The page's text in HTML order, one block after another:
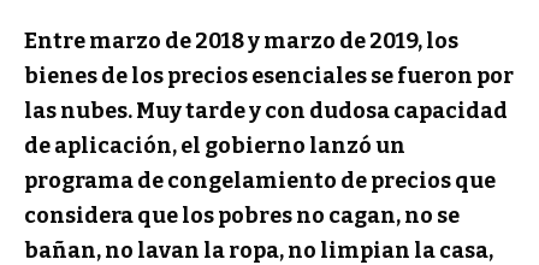
Entre marzo de 2018 y marzo de 2019, los
bienes de los precios esenciales se fueron por
las nubes. Muy tarde y con dudosa capacidad
de aplicación, el gobierno lanzó un
programa de congelamiento de precios que
considera que los pobres no cagan, no se
bañan, no lavan la ropa, no limpian la casa,